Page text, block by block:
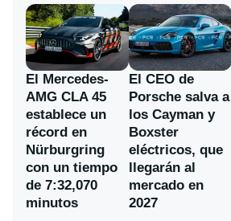
El Mercedes-
AMG CLA 45
establece un
récord en
Nürburgring
con un tiempo
de 7:32,070
minutos
El CEO de
Porsche salva a
los Cayman y
Boxster
eléctricos, que
llegarán al
mercado en
2027